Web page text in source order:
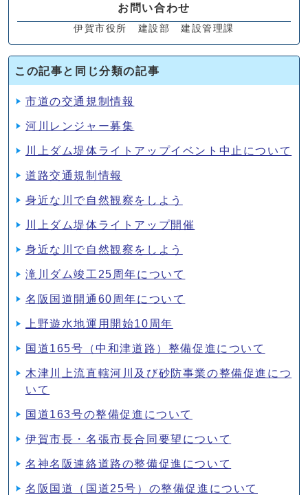
お問い合わせ
伊賀市役所 建設部 建設管理課
この記事と同じ分類の記事
市道の交通規制情報
河川レンジャー募集
川上ダム堤体ライトアップイベント中止について
道路交通規制情報
身近な川で自然観察をしよう
川上ダム堤体ライトアップ開催
身近な川で自然観察をしよう
滝川ダム竣工25周年について
名阪国道開通60周年について
上野遊水地運用開始10周年
国道165号（中和津道路）整備促進について
木津川上流直轄河川及び砂防事業の整備促進につ
いて
国道163号の整備促進について
伊賀市長・名張市長合同要望について
名神名阪連絡道路の整備促進について
名阪国道（国道25号）の整備促進について